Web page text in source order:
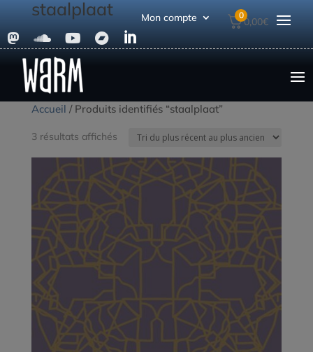
Mon compte 00,00€
    
Accueil / Produits identifiés “staalplaat”
staalplaat
3 résultats affichésTrié
ancien